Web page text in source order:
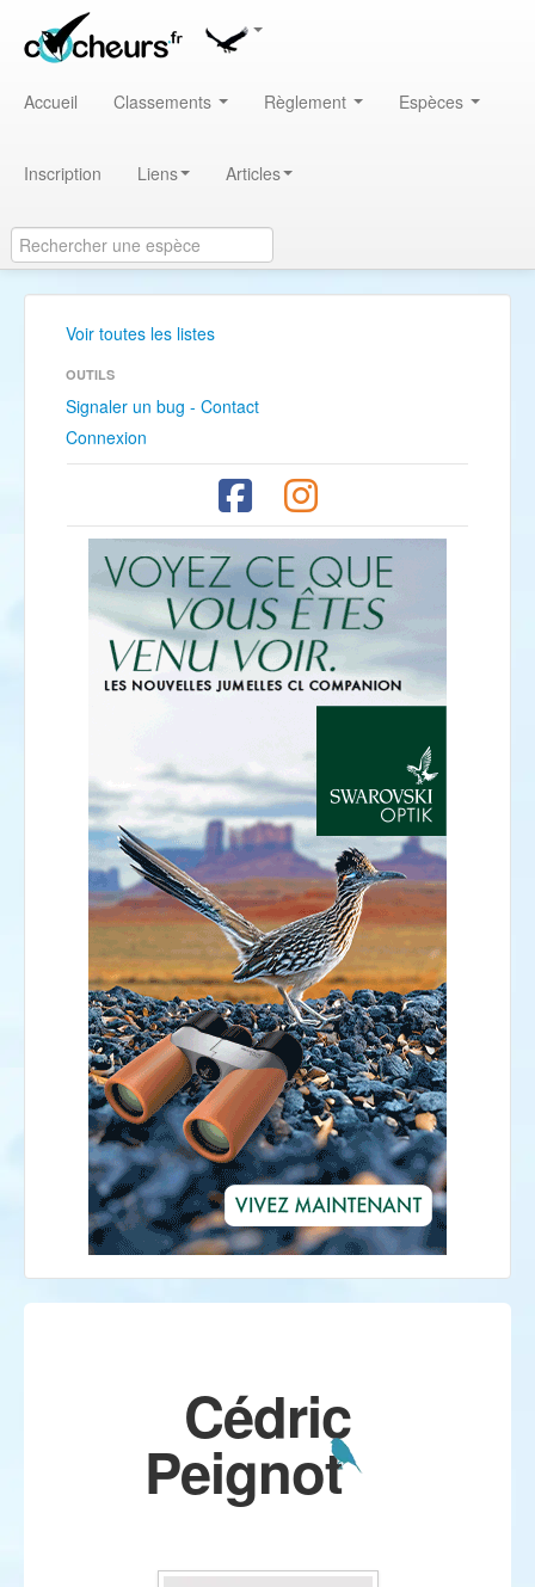
Accueil Classements Règlement Espèces
Inscription Liens Articles
Voir toutes les listes
OUTILS
Signaler un bug - Contact
Connexion
Cédric
Peignot